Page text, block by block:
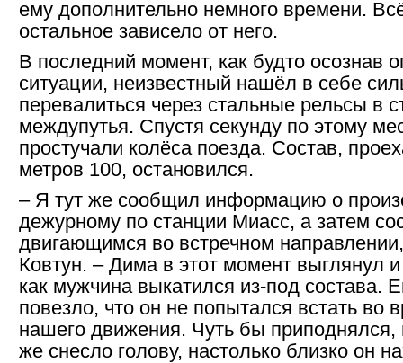
ему дополнительно немного времени.
остальное зависело от него.
В последний момент, как будто осознав
ситуации, неизвестный нашёл в себе
перевалиться через стальные рельсы в
междупутья. Спустя секунду по этому
простучали колёса поезда. Состав,
метров 100, остановился.
– Я тут же сообщил информацию о
дежурному по станции Миасс, а затем
двигающимся во встречном
Ковтун. – Дима в этот момент выглянул
как мужчина выкатился из-под состава.
повезло, что он не попытался встать во
нашего движения. Чуть бы приподнялся,
же снесло голову, настолько близко он